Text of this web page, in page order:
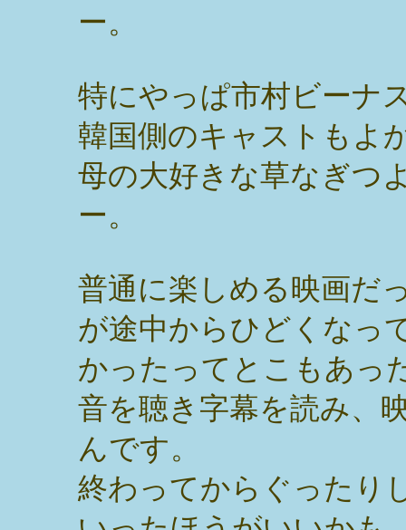
ー。
特にやっぱ市村ビーナ
韓国側のキャストもよ
母の大好きな草なぎつ
ー。
普通に楽しめる映画だ
が途中からひどくなっ
かったってとこもあっ
音を聴き字幕を読み、
んです。
終わってからぐったり